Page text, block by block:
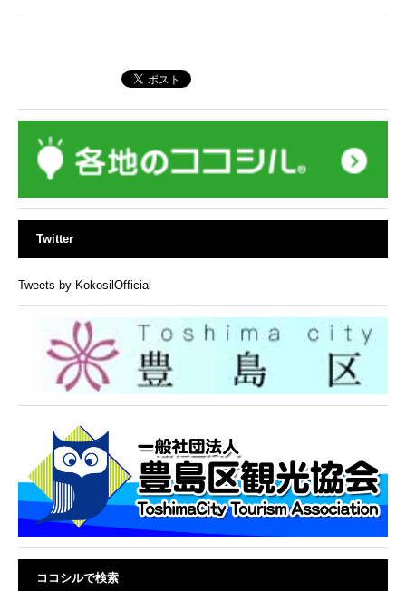
Twitter
Tweets by KokosilOfficial
ココシルで検索